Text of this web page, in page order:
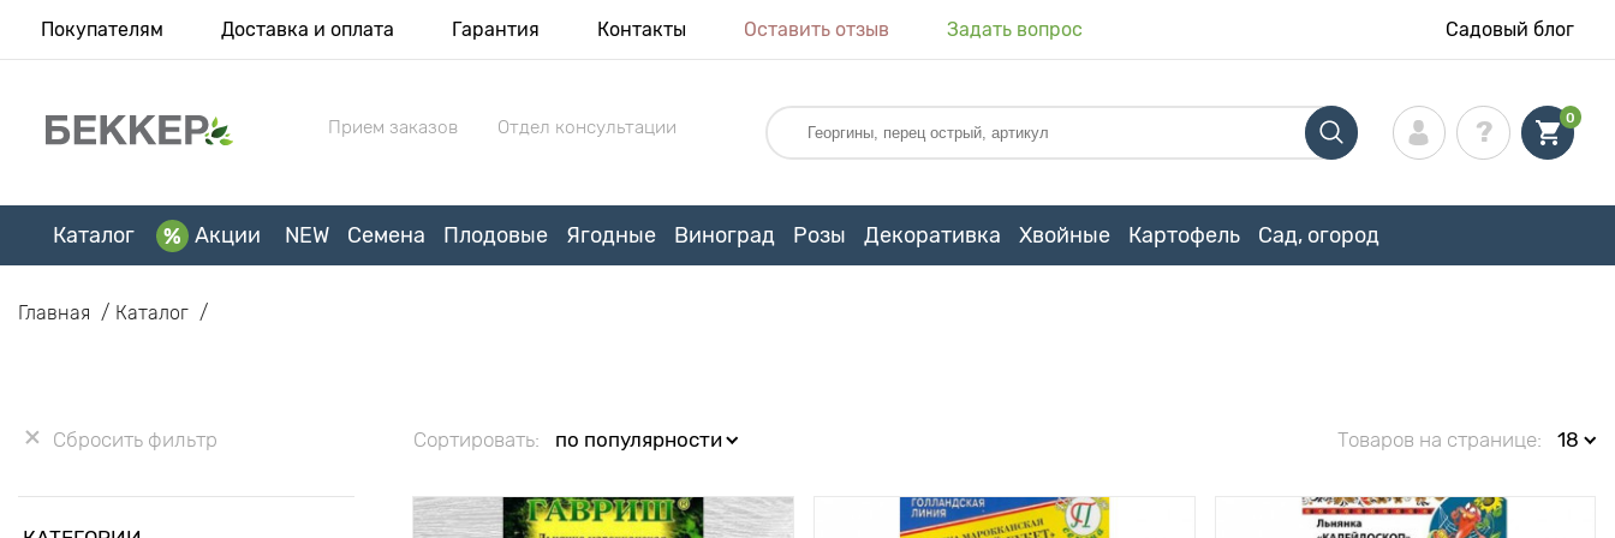
Покупателям Доставка и оплата Гарантия Контакты Оставить отзыв Задать вопрос Садовый блог
Прием заказов Отдел консультации 0
Каталог Акции NEW Семена Плодовые Ягодные Виноград Розы Декоративка Хвойные Картофель Сад, огород
Главная Каталог
Сбросить фильтр Сортировать: по популярности Товаров на странице: 18